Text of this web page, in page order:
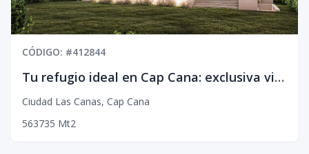
CÓDIGO: #412844
Tu refugio ideal en Cap Cana: exclusiva villa con piscina, jardín y terraza privada
Ciudad Las Canas, Cap Cana
563735 Mt2